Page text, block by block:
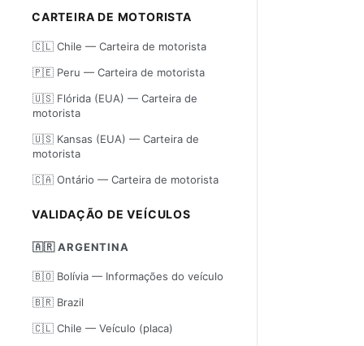
CARTEIRA DE MOTORISTA
🇨🇱 Chile — Carteira de motorista
🇵🇪 Peru — Carteira de motorista
🇺🇸 Flórida (EUA) — Carteira de
motorista
🇺🇸 Kansas (EUA) — Carteira de
motorista
🇨🇦 Ontário — Carteira de motorista
VALIDAÇÃO DE VEÍCULOS
🇦🇷 ARGENTINA
🇧🇴 Bolívia — Informações do veículo
🇧🇷 Brazil
🇨🇱 Chile — Veículo (placa)